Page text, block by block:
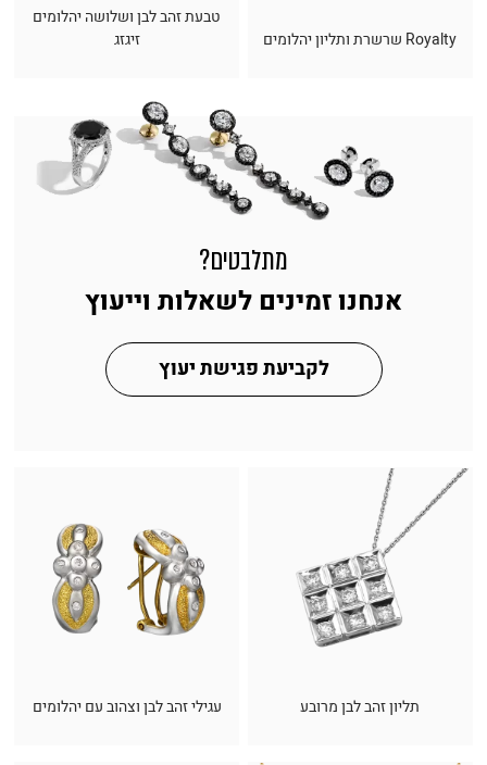
Royalty שרשרת ותליון יהלומים
טבעת זהב לבן ושלושה יהלומים
זיגזג
מתלבטים?
אנחנו זמינים לשאלות וייעוץ
לקביעת פגישת יעוץ
תליון זהב לבן מרובע עגילי זהב לבן וצהוב עם יהלומים